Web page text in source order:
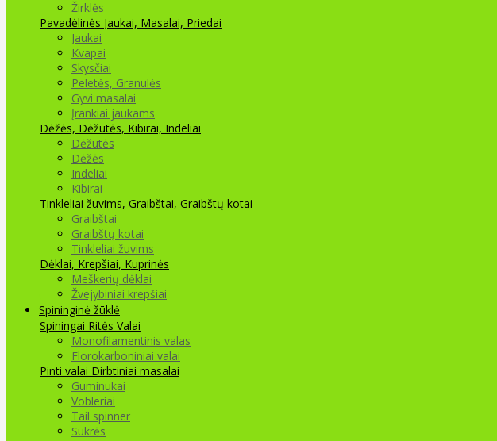
Žirklės
Pavadėlinės Jaukai, Masalai, Priedai
Jaukai
Kvapai
Skysčiai
Peletės, Granulės
Gyvi masalai
Įrankiai jaukams
Dėžės, Dėžutės, Kibirai, Indeliai
Dėžutės
Dėžės
Indeliai
Kibirai
Tinkleliai žuvims, Graibštai, Graibštų kotai
Graibštai
Graibštų kotai
Tinkleliai žuvims
Dėklai, Krepšiai, Kuprinės
Meškerių dėklai
Žvejybiniai krepšiai
Spininginė žūklė
Spiningai Ritės Valai
Monofilamentinis valas
Florokarboniniai valai
Pinti valai Dirbtiniai masalai
Guminukai
Vobleriai
Tail spinner
Sukrės